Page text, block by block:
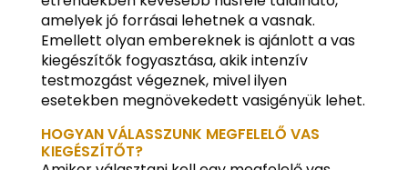
amelyek jó forrásai lehetnek a vasnak.
Emellett olyan embereknek is ajánlott a vas
kiegészítők fogyasztása, akik intenzív
testmozgást végeznek, mivel ilyen
esetekben megnövekedett vasigényük lehet.
HOGYAN VÁLASSZUNK MEGFELELŐ VAS
KIEGÉSZÍTŐT?